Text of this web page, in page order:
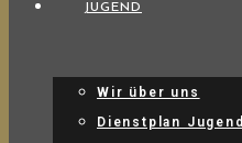
JUGEND
Wir über uns
Dienstplan Jugend